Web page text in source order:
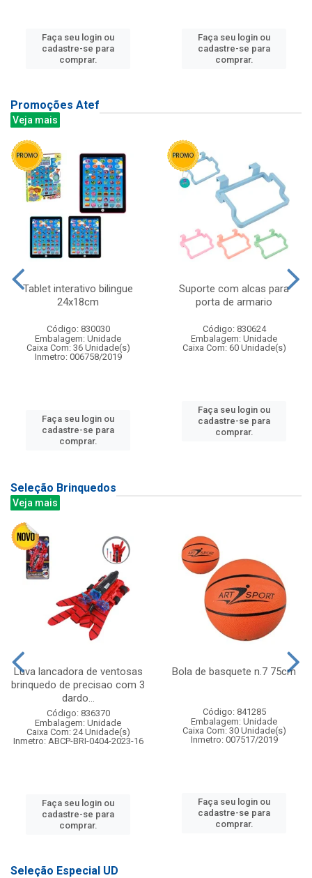
Faça seu login ou
cadastre-se para
comprar.
Faça seu login ou
cadastre-se para
comprar.
Promoções Atef
Veja mais
Tablet interativo bilingue
24x18cm
Código: 830030
Embalagem: Unidade
Caixa Com: 36 Unidade(s)
Inmetro: 006758/2019
Faça seu login ou
cadastre-se para
comprar.
Suporte com alcas para
porta de armario
Código: 830624
Embalagem: Unidade
Caixa Com: 60 Unidade(s)
Faça seu login ou
cadastre-se para
comprar.
Seleção Brinquedos
Veja mais
Luva lancadora de ventosas
brinquedo de precisao com 3
dardo...
Código: 836370
Embalagem: Unidade
Caixa Com: 24 Unidade(s)
Inmetro: ABCP-BRI-0404-2023-16
Faça seu login ou
cadastre-se para
comprar.
Bola de basquete n.7 75cm
Código: 841285
Embalagem: Unidade
Caixa Com: 30 Unidade(s)
Inmetro: 007517/2019
Faça seu login ou
cadastre-se para
comprar.
Seleção Especial UD